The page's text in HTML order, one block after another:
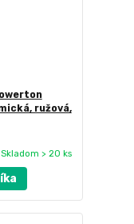
ružová,
Skladom > 20 ks